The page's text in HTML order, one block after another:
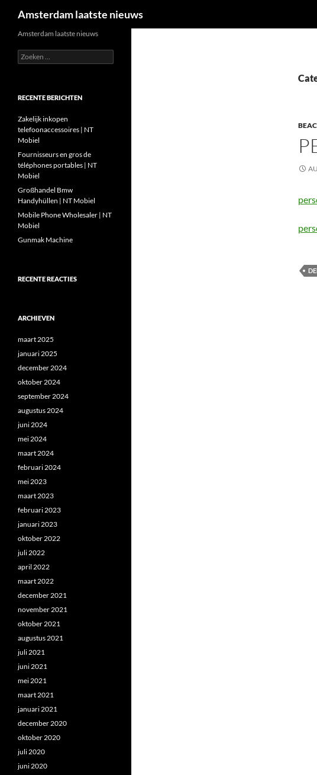
Amsterdam laatste nieuws
Amsterdam laatste nieuws
Zoeken
naar:
RECENTE BERICHTEN
Zakelijk inkopen
telefoonaccessoires | NT
Mobiel
Fournisseurs en gros de
téléphones portables | NT
Mobiel
Großhandel Bmw
Handyhüllen | NT Mobiel
Mobile Phone Wholesaler | NT
Mobiel
Gunmak Machine
RECENTE REACTIES
ARCHIEVEN
maart 2025
januari 2025
december 2024
oktober 2024
september 2024
augustus 2024
juni 2024
mei 2024
maart 2024
februari 2024
mei 2023
maart 2023
februari 2023
januari 2023
oktober 2022
juli 2022
april 2022
maart 2022
december 2021
november 2021
oktober 2021
augustus 2021
juli 2021
juni 2021
mei 2021
maart 2021
januari 2021
december 2020
oktober 2020
juli 2020
juni 2020